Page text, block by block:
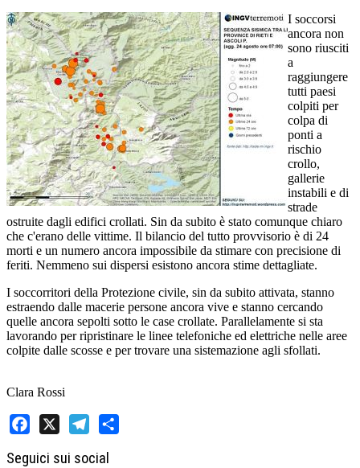
I soccorsi
ancora non
sono riusciti
a
raggiungere
tutti paesi
colpiti per
colpa di
ponti a
rischio
crollo,
gallerie
instabili e di
strade
ostruite dagli edifici crollati. Sin da subito è stato comunque chiaro
che c'erano delle vittime. Il bilancio del tutto provvisorio è di 24
morti e un numero ancora impossibile da stimare con precisione di
feriti. Nemmeno sui dispersi esistono ancora stime dettagliate.
I soccorritori della Protezione civile, sin da subito attivata, stanno
estraendo dalle macerie persone ancora vive e stanno cercando
quelle ancora sepolti sotto le case crollate. Parallelamente si sta
lavorando per ripristinare le linee telefoniche ed elettriche nelle aree
colpite dalle scosse e per trovare una sistemazione agli sfollati.
Clara Rossi
Seguici sui social